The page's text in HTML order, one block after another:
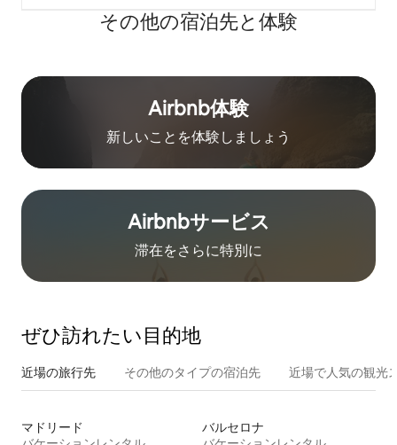
その他の宿⁠泊⁠先と体⁠験
Airbnb体験
新しいことを体験しましょう
Airbnb⁠サ⁠ー⁠ビ⁠ス
滞在をさ⁠ら⁠に特⁠別⁠に
ぜひ訪⁠れ⁠た⁠い目⁠的⁠地
近場の旅行先 その他のタ⁠イ⁠プ⁠の宿⁠泊⁠先 近場で人気の観光
マドリード
バルセロナ